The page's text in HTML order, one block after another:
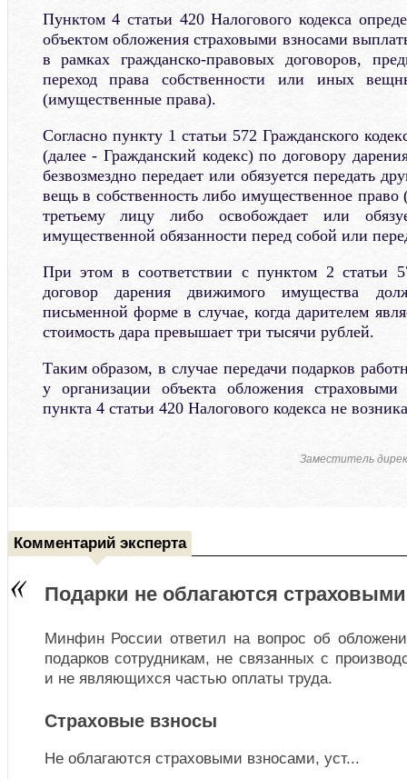
Пунктом 4 статьи 420 Налогового кодекса
объектом обложения страховыми взносами
в рамках гражданско-правовых договоров,
переход права собственности или иных
(имущественные права).
Согласно пункту 1 статьи 572 Гражданского
(далее - Гражданский кодекс) по договору
безвозмездно передает или обязуется передать
вещь в собственность либо имущественное право
третьему лицу либо освобождает или
имущественной обязанности перед собой или
При этом в соответствии с пунктом 2 статьи
договор дарения движимого имущества
письменной форме в случае, когда дарителем
стоимость дара превышает три тысячи рублей.
Таким образом, в случае передачи подарков
у организации объекта обложения
пункта 4 статьи 420 Налогового кодекса не
Заместитель
Комментарий эксперта
Подарки не облагаются
Минфин России ответил на вопрос об
подарков сотрудникам, не связанных с
и не являющихся частью оплаты труда.
Страховые взносы
Не облагаются страховыми взносами, уст...